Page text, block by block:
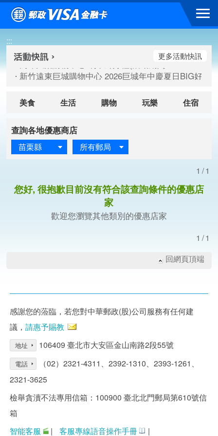
跳到主要內容區塊
:::
高雄大樂購物中心 刷卡郵好禮(活動期間：115/08/07-
臺北三創生活 有點東西第2波 刷卡郵好禮(活動期間：
高雄大樂購物中心 刷卡郵好禮(活動期間：115/08/07-
新竹遠東巨城購物中心 2026巨城年中慶夏日BIG好刷(
更多活動快訊
美食 生活 購物 玩樂 住宿
查詢各地優惠商店
苗栗縣 所有郵局
1/1
您好, 很抱歉目前沒有符合該查詢條件的優惠店
家
歡迎您瀏覽其他類別的優惠店家
1/1
回網頁頂端
感謝您的蒞臨，若您對中華郵政(股)公司服務有任何建
議， 請惠予賜教
地址 106409 臺北市大安區金山南路2段55號
電話
（02）2321-4311、2392-1310、2393-1261、
2321-3625
檢舉貪瀆不法專用信箱：100900 臺北北門郵局第610號信
箱
智能客服
| 客服專線語音操作手冊 |